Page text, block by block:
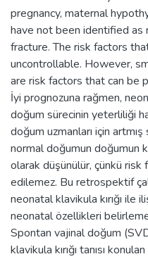
pregnancy, maternal
have not been identified as
fracture. The risk factors
uncontrollable. However,
are risk factors that can be
İyi prognozuna rağmen,
doğum sürecinin yeterliliği
doğum uzmanları için
normal doğumun doğumun
olarak düşünülür, çünkü
edilemez. Bu retrospektif
neonatal klavikula kırığı
neonatal özellikleri
Spontan vajinal doğum
klavikula kırığı tanısı